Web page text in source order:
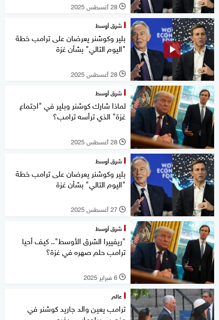
l 28 أغسطس 2025
شرق أوسط
بلير وكوشنر يعرضان على ترامب خطة
"اليوم التالي" بشأن غزة
l 28 أغسطس 2025
شرق أوسط
لماذا شارك كوشنر وبلير في "اجتماع
غزة" الذي ترأسه ترامب؟
l 28 أغسطس 2025
شرق أوسط
بلير وكوشنر يعرضان على ترامب خطة
"اليوم التالي" بشأن غزة
l 27 أغسطس 2025
شرق أوسط
"ريفييرا الشرق الأوسط".. كيف أحيا
ترامب حلم صهره في غزة؟
l 6 فبراير 2025
عالم
ترامب يعين والد جاريد كوشنر في